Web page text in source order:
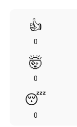
👍
0
🤯
0
😴
0